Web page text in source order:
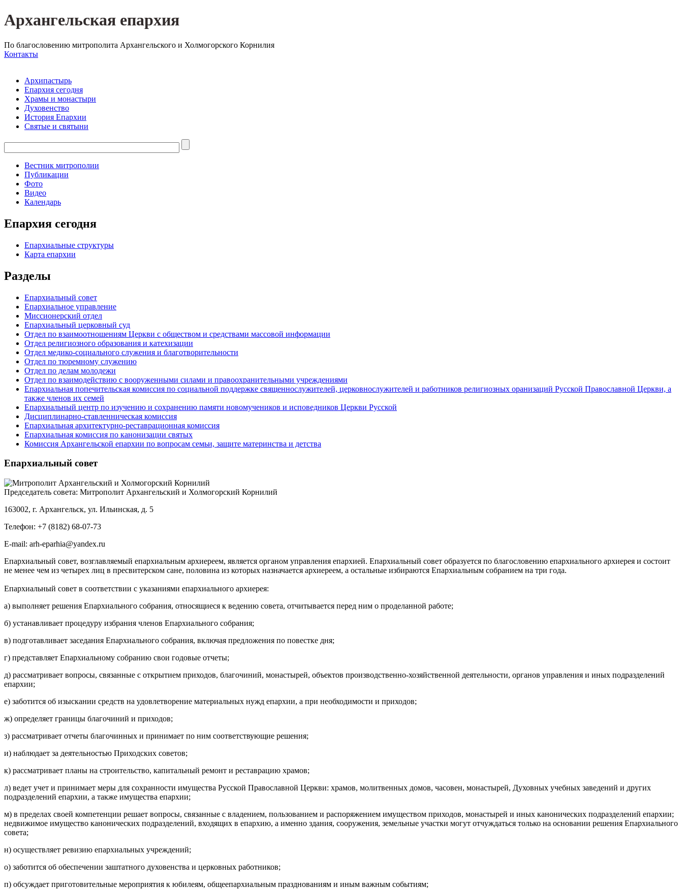
Архангельская епархия
По благословению митрополита Архангельского и Холмогорского Корнилия
Контакты
Архипастырь
Епархия сегодня
Храмы и монастыри
Духовенство
История Епархии
Святые и святыни
Вестник митрополии
Публикации
Фото
Видео
Календарь
Епархия сегодня
Епархиальные структуры
Карта епархии
Разделы
Епархиальный совет
Епархиальное управление
Миссионерский отдел
Епархиальный церковный суд
Отдел по взаимоотношениям Церкви с обществом и средствами массовой информации
Отдел религиозного образования и катехизации
Отдел медико-социального служения и благотворительности
Отдел по тюремному служению
Отдел по делам молодежи
Отдел по взаимодействию с вооруженными силами и правоохранительными учреждениями
Епархиальная попечительская комиссия по социальной поддержке священнослужителей, церковнослужителей и работников религиозных оранизаций Русской Православной Церкви, а
также членов их семей
Епархиальный центр по изучению и сохранению памяти новомучеников и исповедников Церкви Русской
Дисциплинарно-ставленническая комиссия
Епархиальная архитектурно-реставрационная комиссия
Епархиальная комиссия по канонизации святых
Комиссия Архангельской епархии по вопросам семьи, защите материнства и детства
Епархиальный совет
Председатель совета: Митрополит Архангельский и Холмогорский Корнилий
163002, г. Архангельск, ул. Ильинская, д. 5
Телефон: +7 (8182) 68-07-73
E-mail: arh-eparhia@yandex.ru
Епархиальный совет, возглавляемый епархиальным архиереем, является органом управления епархией. Епархиальный совет образуется по благословению епархиального архиерея и состоит
не менее чем из четырех лиц в пресвитерском сане, половина из которых назначается архиереем, а остальные избираются Епархиальным собранием на три года.
Епархиальный совет в соответствии с указаниями епархиального архиерея:
а) выполняет решения Епархиального собрания, относящиеся к ведению совета, отчитывается перед ним о проделанной работе;
б) устанавливает процедуру избрания членов Епархиального собрания;
в) подготавливает заседания Епархиального собрания, включая предложения по повестке дня;
г) представляет Епархиальному собранию свои годовые отчеты;
д) рассматривает вопросы, связанные с открытием приходов, благочиний, монастырей, объектов производственно-хозяйственной деятельности, органов управления и иных подразделений
епархии;
е) заботится об изыскании средств на удовлетворение материальных нужд епархии, а при необходимости и приходов;
ж) определяет границы благочиний и приходов;
з) рассматривает отчеты благочинных и принимает по ним соответствующие решения;
и) наблюдает за деятельностью Приходских советов;
к) рассматривает планы на строительство, капитальный ремонт и реставрацию храмов;
л) ведет учет и принимает меры для сохранности имущества Русской Православной Церкви: храмов, молитвенных домов, часовен, монастырей, Духовных учебных заведений и других
подразделений епархии, а также имущества епархии;
м) в пределах своей компетенции решает вопросы, связанные с владением, пользованием и распоряжением имуществом приходов, монастырей и иных канонических подразделений епархии;
недвижимое имущество канонических подразделений, входящих в епархию, а именно здания, сооружения, земельные участки могут отчуждаться только на основании решения Епархиального
совета;
н) осуществляет ревизию епархиальных учреждений;
о) заботится об обеспечении заштатного духовенства и церковных работников;
п) обсуждает приготовительные мероприятия к юбилеям, общеепархиальным празднованиям и иным важным событиям;